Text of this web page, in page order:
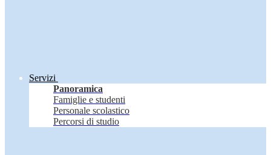
Servizi
Panoramica
Famiglie e studenti
Personale scolastico
Percorsi di studio